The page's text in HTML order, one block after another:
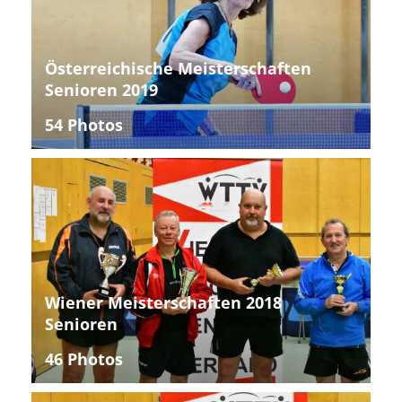
Österreichische Meisterschaften
Senioren 2019
54 Photos
Wiener Meisterschaften 2018
Senioren
46 Photos